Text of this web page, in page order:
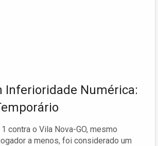
Inferioridade Numérica:
contra o Vila Nova-GO, mesmo
a menos, foi considerado um